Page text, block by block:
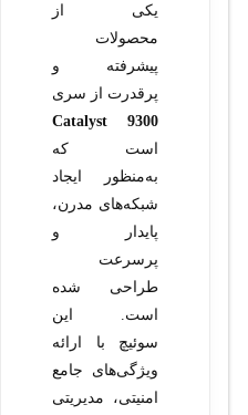
یکی از
محصولات
پیشرفته و
پرقدرت از سری
Catalyst 9300
است که
به‌منظور ایجاد
شبکه‌های مدرن،
پایدار و
پرسرعت
طراحی شده
است. این
سوئیچ با ارائه
ویژگی‌های جامع
امنیتی، مدیریتی